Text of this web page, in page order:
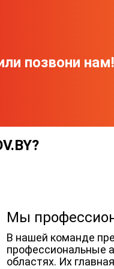
позвони нам!
Мы
В нашей команде
профессиональные
областях. Их